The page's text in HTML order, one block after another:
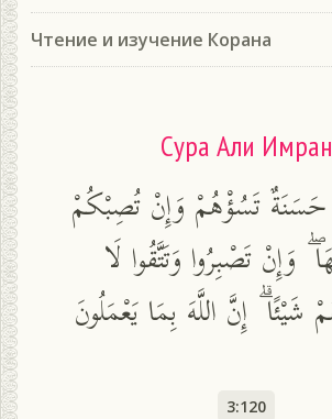
Чтение и изучение Корана
Сура Али Имран
تَسُؤْهُمْ وَإِنْ تُصِبْكُمْ
وَإِنْ تَصْبِرُوا وَتَتَّقُوا لَا
إِنَّ اللَّهَ بِمَا يَعْمَلُونَ
3:120